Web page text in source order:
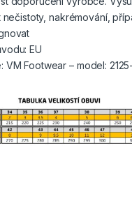
nečistoty, nakrémování,
EU
VM Footwear – model: 2125-